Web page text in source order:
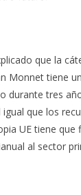
que la
Monnet tiene
durante tres
que los
UE tiene que
al sector